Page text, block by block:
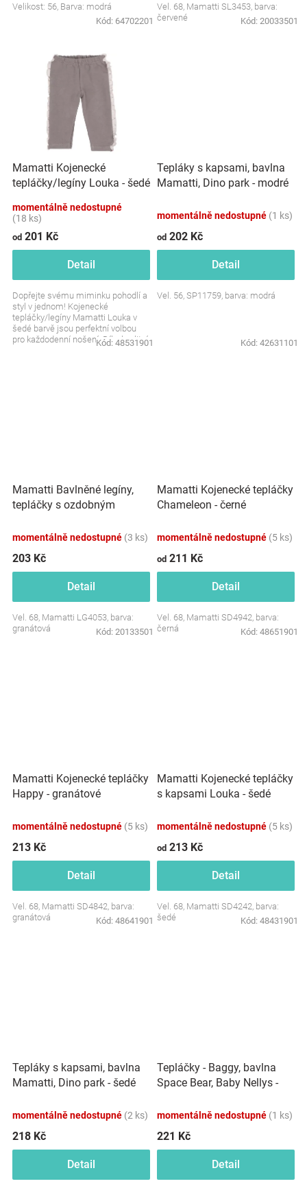
Blog
Přihlášení
Velikost: 56, Barva: modrá
Kód: 64702201
Vel. 68, Mamatti SL3453, barva:
červené
Kód: 20033501
Mamatti Kojenecké
tepláčky/legíny Louka - šedé
momentálně nedostupné
(18 ks)
od 201 Kč
Detail
Dopřejte svému miminku pohodlí a
styl v jednom! Kojenecké
tepláčky/legíny Mamatti Louka v
šedé barvě jsou perfektní volbou
pro každodenní nošení. Díky kvalitní
Kód: 48531901
Tepláky s kapsami, bavlna
Mamatti, Dino park - modré
momentálně nedostupné (1 ks)
od 202 Kč
Detail
Vel. 56, SP11759, barva: modrá
Kód: 42631101
Mamatti Bavlněné legíny,
tepláčky s ozdobným
granátové
momentálně nedostupné (3 ks)
203 Kč
Detail
Vel. 68, Mamatti LG4053, barva:
granátová
Kód: 20133501
Mamatti Kojenecké tepláčky
Chameleon - černé
momentálně nedostupné (5 ks)
od 211 Kč
Detail
Vel. 68, Mamatti SD4942, barva:
černá
Kód: 48651901
Mamatti Kojenecké tepláčky
Happy - granátové
momentálně nedostupné (5 ks)
213 Kč
Detail
Vel. 68, Mamatti SD4842, barva:
granátová
Kód: 48641901
Mamatti Kojenecké tepláčky
s kapsami Louka - šedé
momentálně nedostupné (5 ks)
od 213 Kč
Detail
Vel. 68, Mamatti SD4242, barva:
šedé
Kód: 48431901
Tepláky s kapsami, bavlna
Mamatti, Dino park - šedé
momentálně nedostupné (2 ks)
218 Kč
Detail
Tepláčky - Baggy, bavlna
Space Bear, Baby Nellys -
momentálně nedostupné (1 ks)
221 Kč
Detail